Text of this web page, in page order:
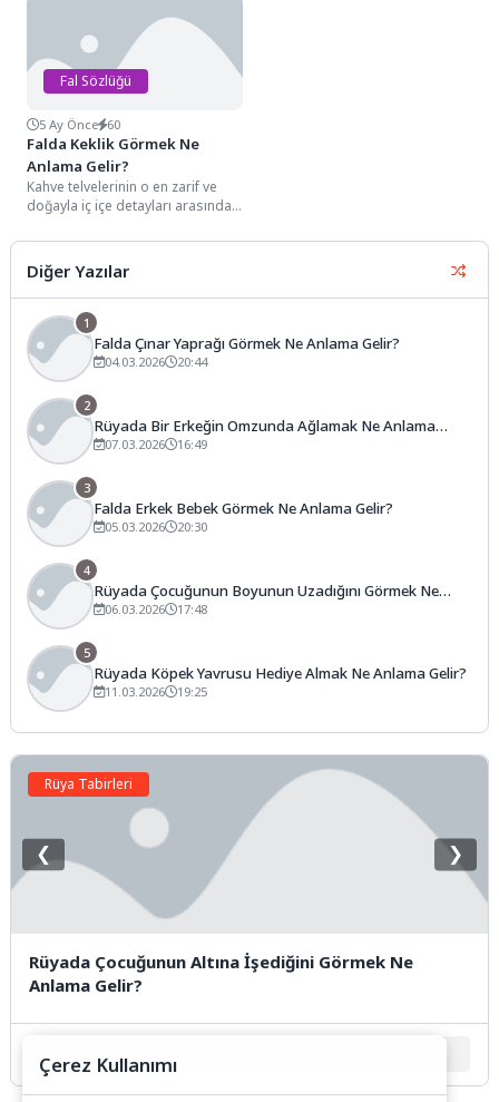
Fal Sözlüğü
5 Ay Önce 60
Falda Keklik Görmek Ne
Anlama Gelir?
Kahve telvelerinin o en zarif ve
doğayla iç içe detayları arasında,
Diğer Yazılar
1
Falda Çınar Yaprağı Görmek Ne Anlama Gelir?
04.03.2026 20:44
2
Rüyada Bir Erkeğin Omzunda Ağlamak Ne Anlama
Gelir?
07.03.2026 16:49
3
Falda Erkek Bebek Görmek Ne Anlama Gelir?
05.03.2026 20:30
4
Rüyada Çocuğunun Boyunun Uzadığını Görmek Ne
Anlama Gelir?
06.03.2026 17:48
5
Rüyada Köpek Yavrusu Hediye Almak Ne Anlama Gelir?
11.03.2026 19:25
Rüya Tabirleri
Rüyada Çocuğunun Altına İşediğini Görmek Ne
Anlama Gelir?
❮ ❯
Çerez Kullanımı